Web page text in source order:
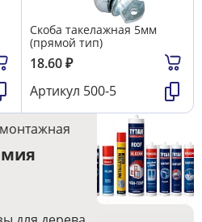
Скоба такелажная 5мм
(прямой тип)
18.60₽
Артикул 500-5